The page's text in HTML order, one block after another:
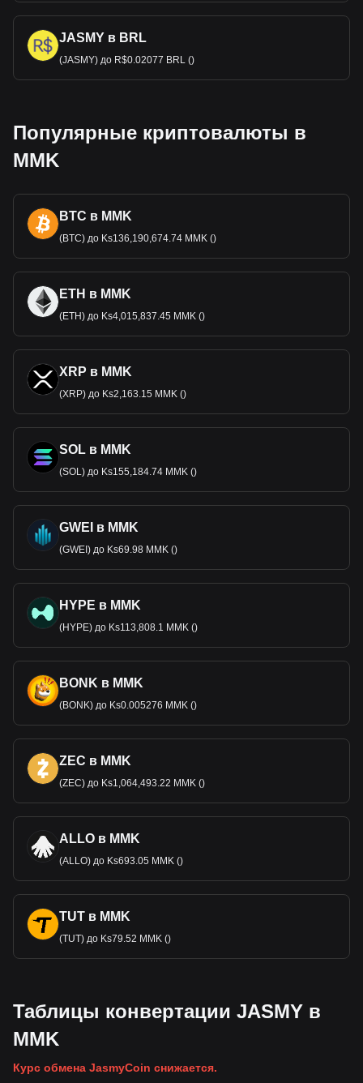
JASMY в BRL
(JASMY) до R$0.02077 BRL ()
Популярные криптовалюты в
MMK
BTC в MMK
(BTC) до Ks136,190,674.74 MMK ()
ETH в MMK
(ETH) до Ks4,015,837.45 MMK ()
XRP в MMK
(XRP) до Ks2,163.15 MMK ()
SOL в MMK
(SOL) до Ks155,184.74 MMK ()
GWEI в MMK
(GWEI) до Ks69.98 MMK ()
HYPE в MMK
(HYPE) до Ks113,808.1 MMK ()
BONK в MMK
(BONK) до Ks0.005276 MMK ()
ZEC в MMK
(ZEC) до Ks1,064,493.22 MMK ()
ALLO в MMK
(ALLO) до Ks693.05 MMK ()
TUT в MMK
(TUT) до Ks79.52 MMK ()
Таблицы конвертации JASMY в
MMK
Курс обмена JasmyCoin снижается.